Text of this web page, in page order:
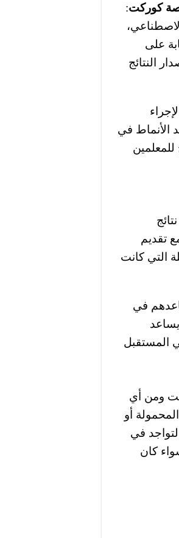
كوركت:
على
النتائج
الأنماط في
تقديم
التي كانت
في
المستقبل
ومن أي
أو
في
كان